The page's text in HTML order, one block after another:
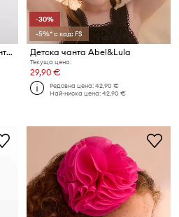
Детски комплект - блуза и панталон Abel&Lula
-30%
-5%* с код: FS
Детска чанта Abel&Lula
Текуща цена:
29,90 €
Редовна цена:42,90 €
Най-ниска цена:42,90 €